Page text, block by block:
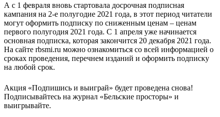
А с 1 февраля вновь стартовала досрочная подписная
кампания на 2-е полугодие 2021 года, в этот период читатели
могут оформить подписку по сниженным ценам – ценам
первого полугодия 2021 года. С 1 апреля уже начинается
основная подписка, которая закончится 20 декабря 2021 года.
На сайте rbsmi.ru можно ознакомиться со всей информацией о
сроках проведения, перечнем изданий и оформить подписку
на любой срок.
Акция «Подпишись и выиграй» будет проведена снова!
Подписывайтесь на журнал «Бельские просторы» и
выигрывайте.